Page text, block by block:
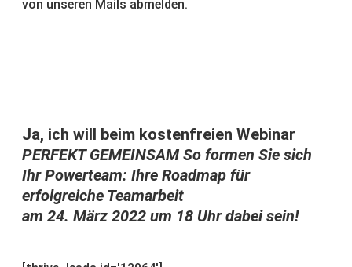
PERFEKT GEMEINSAM So formen Sie sich
Ihr Powerteam: Ihre Roadmap für
erfolgreiche Teamarbeit
am 24. März 2022 um 18 Uhr dabei sein!